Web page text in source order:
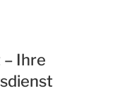
Ihre